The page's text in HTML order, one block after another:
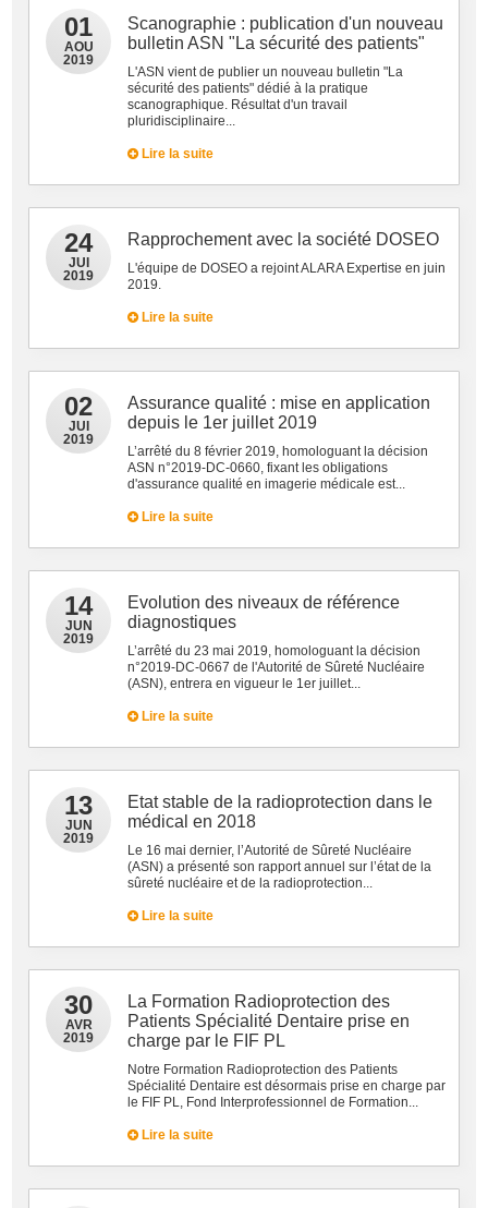
01
AOU
2019
Scanographie : publication d'un nouveau
bulletin ASN "La sécurité des patients"
L'ASN vient de publier un nouveau bulletin "La
sécurité des patients" dédié à la pratique
scanographique. Résultat d'un travail
pluridisciplinaire...
Lire la suite
24
JUI
2019
Rapprochement avec la société DOSEO
L'équipe de DOSEO a rejoint ALARA Expertise en juin
2019.
Lire la suite
02
JUI
2019
Assurance qualité : mise en application
depuis le 1er juillet 2019
L’arrêté du 8 février 2019, homologuant la décision
ASN n°2019-DC-0660, fixant les obligations
d'assurance qualité en imagerie médicale est...
Lire la suite
14
JUN
2019
Evolution des niveaux de référence
diagnostiques
L’arrêté du 23 mai 2019, homologuant la décision
n°2019-DC-0667 de l'Autorité de Sûreté Nucléaire
(ASN), entrera en vigueur le 1er juillet...
Lire la suite
13
JUN
2019
Etat stable de la radioprotection dans le
médical en 2018
Le 16 mai dernier, l’Autorité de Sûreté Nucléaire
(ASN) a présenté son rapport annuel sur l’état de la
sûreté nucléaire et de la radioprotection...
Lire la suite
30
AVR
2019
La Formation Radioprotection des
Patients Spécialité Dentaire prise en
charge par le FIF PL
Notre Formation Radioprotection des Patients
Spécialité Dentaire est désormais prise en charge par
le FIF PL, Fond Interprofessionnel de Formation...
Lire la suite